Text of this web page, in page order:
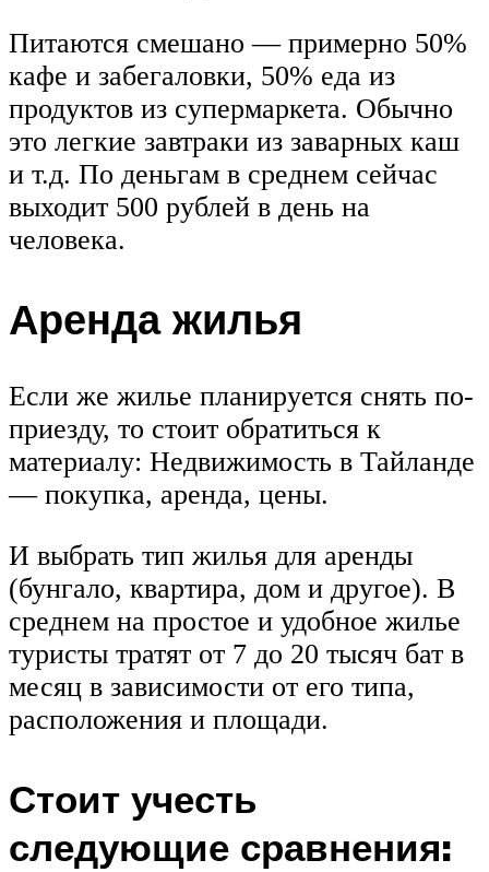
Питаются смешано — примерно 50%
кафе и забегаловки, 50% еда из
продуктов из супермаркета. Обычно
это легкие завтраки из заварных каш
и т.д. По деньгам в среднем сейчас
выходит 500 рублей в день на
человека.
Аренда жилья
Если же жилье планируется снять по-
приезду, то стоит обратиться к
материалу: Недвижимость в Тайланде
— покупка, аренда, цены.
И выбрать тип жилья для аренды
(бунгало, квартира, дом и другое). В
среднем на простое и удобное жилье
туристы тратят от 7 до 20 тысяч бат в
месяц в зависимости от его типа,
расположения и площади.
Стоит учесть
следующие сравнения: